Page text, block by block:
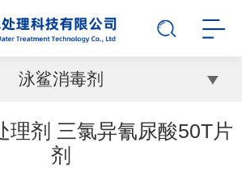
泳鲨消毒剂
理剂 三氯异氰尿酸50T片
剂